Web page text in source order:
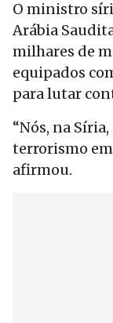
O ministro
Arábia
milhares de
equipados
para lutar
“Nós, na
terrorismo
afirmou.